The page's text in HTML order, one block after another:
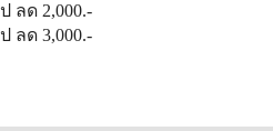
ลด 2,000.-
ลด 3,000.-